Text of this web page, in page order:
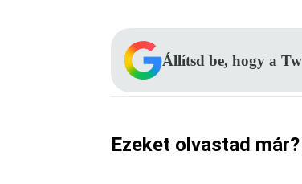
Állítsd be, hogy a
Ezeket olvastad már?